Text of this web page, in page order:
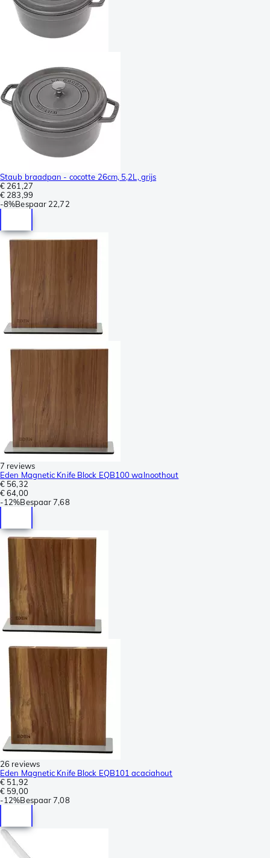
Staub braadpan - cocotte 26cm, 5,2L, grijs
€ 261,27
€ 283,99
-8%Bespaar 22,72
7 reviews
Eden Magnetic Knife Block EQB100 walnoothout
€ 56,32
€ 64,00
-12%Bespaar 7,68
26 reviews
Eden Magnetic Knife Block EQB101 acaciahout
€ 51,92
€ 59,00
-12%Bespaar 7,08